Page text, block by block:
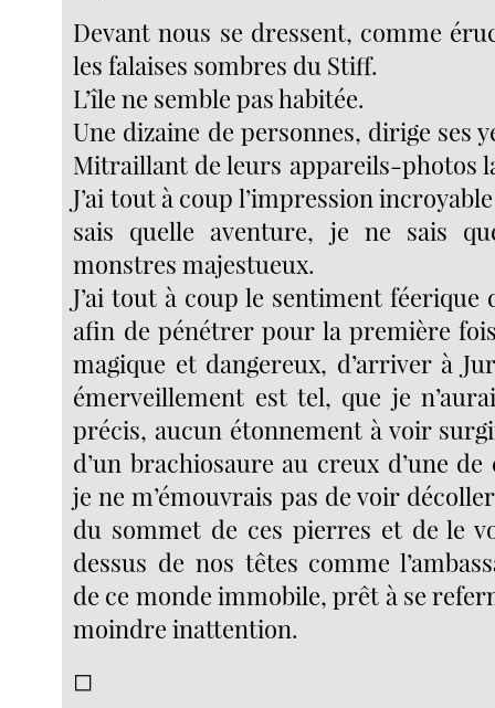
Devant nous se dressent, comme
les falaises sombres du Stiff.
L’île ne semble pas habitée.
Une dizaine de personnes, dirige ses
Mitraillant de leurs appareils-photos
J’ai tout à coup l’impression
sais quelle aventure, je ne sais
monstres majestueux.
J’ai tout à coup le sentiment féerique
afin de pénétrer pour la première
magique et dangereux, d’arriver à
émerveillement est tel, que je
précis, aucun étonnement à voir
d’un brachiosaure au creux d’une de
je ne m’émouvrais pas de voir
du sommet de ces pierres et de le
dessus de nos têtes comme
de ce monde immobile, prêt à se
moindre inattention.
◻︎